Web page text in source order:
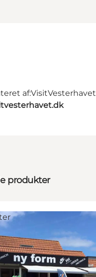
af:VisitVesterhavet
produkter